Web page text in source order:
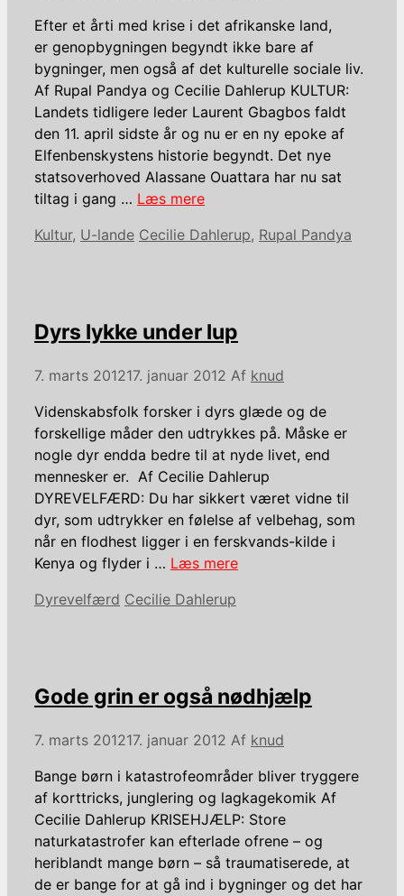
Efter et årti med krise i det afrikanske land,
er genopbygningen begyndt ikke bare af
bygninger, men også af det kulturelle sociale liv.
Af Rupal Pandya og Cecilie Dahlerup KULTUR:
Landets tidligere leder Laurent Gbagbos faldt
den 11. april sidste år og nu er en ny epoke af
Elfenbenskystens historie begyndt. Det nye
statsoverhoved Alassane Ouattara har nu sat
tiltag i gang … Læs mere
Kategorier
Kultur, U-lande Tags
Cecilie Dahlerup, Rupal Pandya
Dyrs lykke under lup
7. marts 201217. januar 2012 Af knud
Videnskabsfolk forsker i dyrs glæde og de
forskellige måder den udtrykkes på. Måske er
nogle dyr endda bedre til at nyde livet, end
mennesker er. Af Cecilie Dahlerup
DYREVELFÆRD: Du har sikkert været vidne til
dyr, som udtrykker en følelse af velbehag, som
når en flodhest ligger i en ferskvands-kilde i
Kenya og flyder i … Læs mere
Kategorier
Dyrevelfærd Tags
Cecilie Dahlerup
Gode grin er også nødhjælp
7. marts 201217. januar 2012 Af knud
Bange børn i katastrofeområder bliver tryggere
af korttricks, junglering og lagkagekomik Af
Cecilie Dahlerup KRISEHJÆLP: Store
naturkatastrofer kan efterlade ofrene – og
heriblandt mange børn – så traumatiserede, at
de er bange for at gå ind i bygninger og det har